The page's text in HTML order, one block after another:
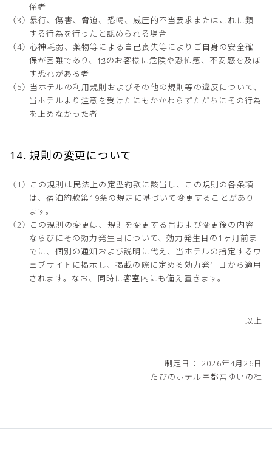
係者
暴行、傷害、脅迫、恐喝、威圧的不当要求またはこれに類
する行為を行ったと認められる場合
心神耗弱、薬物等による自己喪失等によりご自身の安全確
保が困難であり、他のお客様に危険や恐怖感、不安感を及ぼ
す恐れがある者
当ホテルの利用規則およびその他の規則等の違反について、
当ホテルより注意を受けたにもかかわらずただちにその行為
を止めなかった者
14. 規則の変更について
この規則は民法上の定型約款に該当し、この規則の各条項
は、宿泊約款第19条の規定に基づいて変更することがあり
ます。
この規則の変更は、規則を変更する旨および変更後の内容
ならびにその効力発生日について、効力発生日の1ヶ月前ま
でに、個別の通知および説明に代え、当ホテルの指定するウ
ェブサイトに掲示し、掲載の際に定める効力発生日から適用
されます。なお、同時に客室内にも備え置きます。
以上
制定日： 2026年4月26日
たびのホテル宇都宮ゆいの杜